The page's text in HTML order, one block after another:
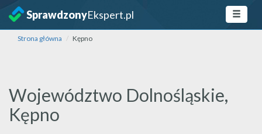
SprawdzonyEkspert.pl
Strona główna Kępno
Województwo Dolnośląskie,
Kępno